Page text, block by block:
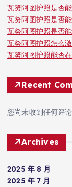
瓦努阿图护照是否
瓦努阿图护照是否
瓦努阿图护照是否
瓦努阿图护照怎么
瓦努阿图护照能否
Recent
您尚未收到任何评论
Archives
2025 年 8 月
2025 年 7 月